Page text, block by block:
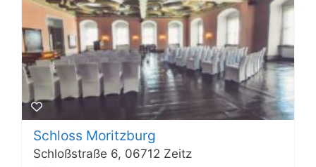
Schloss Moritzburg
Schloßstraße 6, 06712 Zeitz